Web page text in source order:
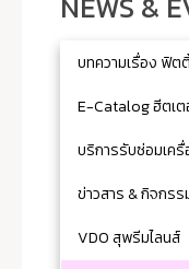
บทความเรื่อง ฟิ
E-Catalog ฮีตเ
บริการรับซ่อมเค
ข่าวสาร & กิจกร
VDO สุพรีมไลนส์